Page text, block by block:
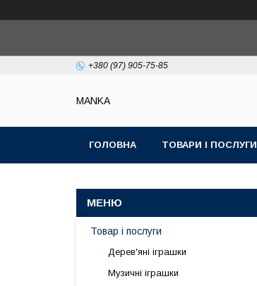
+380 (97) 905-75-85
МАNKА
ГОЛОВНА ТОВАРИ І ПОСЛУГИ
Товар і послуги
Дерев'яні іграшки
Музичні іграшки